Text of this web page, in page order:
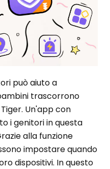
può aiuto a
trascorrono
Un'app con
i genitori in questa
alla funzione
impostare quando
dispositivi. In questo